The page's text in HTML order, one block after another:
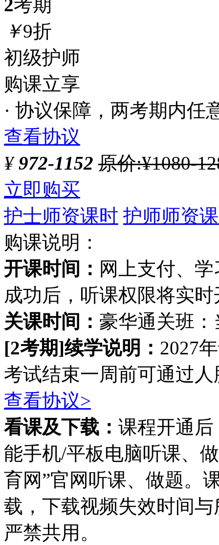
2考期
￥9折
初级护师
购课立享
· 协议保障，两考期内任
查看协议
¥972-1152 原价:¥1080-
立即购买
护士师资课时 护师师资
购课说明：
开课时间： 网上支付、
成功后，听课权限将实
关课时间： 豪华通关班
[2考期]续学说明： 2027
考试结束一周前可通过
查看协议>
看课及下载： 课程开通后
能手机/平板电脑听课、
育网”官网听课、做题。
载，下载视频失效时间
严禁共用。